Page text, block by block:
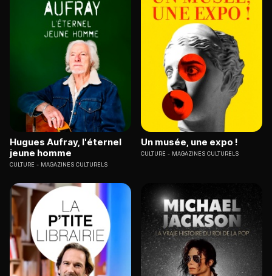
Hugues Aufray, l'éternel
jeune homme
CULTURE MAGAZINES CULTURELS
Un musée, une expo !
CULTURE MAGAZINES CULTURELS